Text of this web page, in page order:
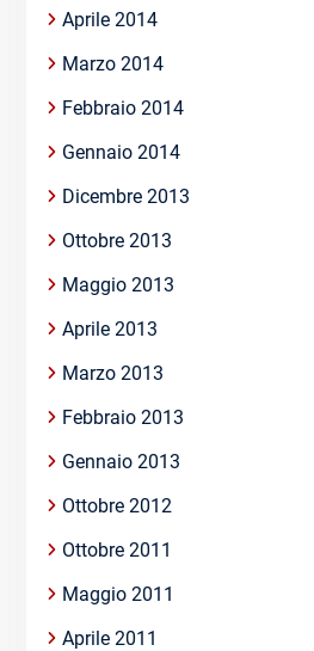
Aprile 2014
Marzo 2014
Febbraio 2014
Gennaio 2014
Dicembre 2013
Ottobre 2013
Maggio 2013
Aprile 2013
Marzo 2013
Febbraio 2013
Gennaio 2013
Ottobre 2012
Ottobre 2011
Maggio 2011
Aprile 2011